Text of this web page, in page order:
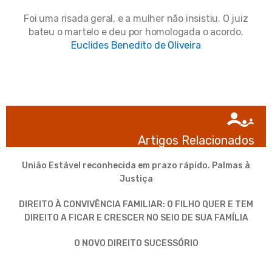
Foi uma risada geral, e a mulher não insistiu. O juiz
bateu o martelo e deu por homologada o acordo.
Euclides Benedito de Oliveira
Artigos Relacionados
União Estável reconhecida em prazo rápido. Palmas à
Justiça
DIREITO À CONVIVÊNCIA FAMILIAR: O FILHO QUER E TEM
DIREITO A FICAR E CRESCER NO SEIO DE SUA FAMÍLIA
O NOVO DIREITO SUCESSÓRIO